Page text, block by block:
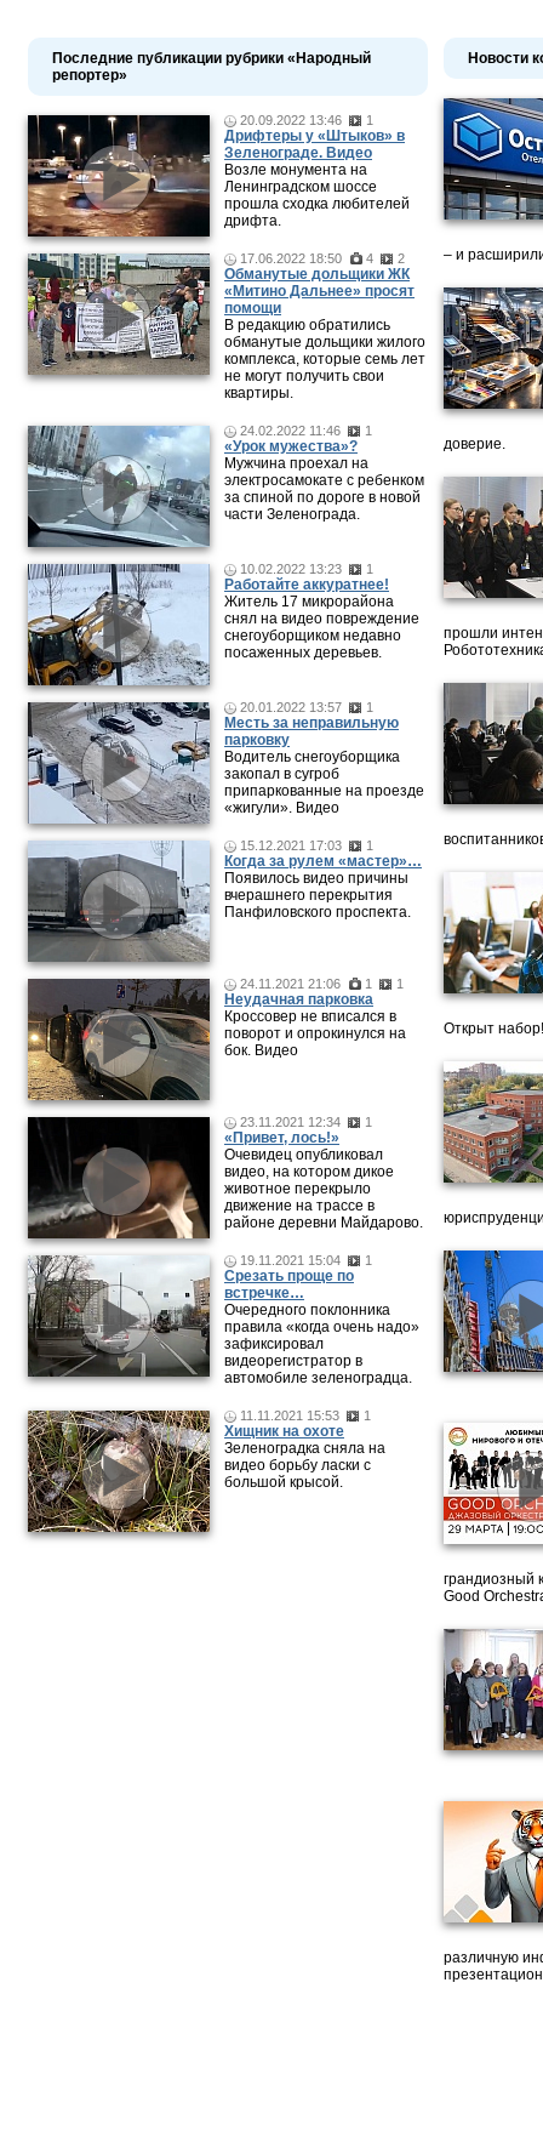
Последние публикации рубрики «Народный
репортер»
20.09.2022 13:46 1
Дрифтеры у «Штыков» в
Зеленограде. Видео
Возле монумента на
Ленинградском шоссе
прошла сходка любителей
дрифта.
17.06.2022 18:50 4 2
Обманутые дольщики ЖК
«Митино Дальнее» просят
помощи
В редакцию обратились
обманутые дольщики жилого
комплекса, которые семь лет
не могут получить свои
квартиры.
24.02.2022 11:46 1
«Урок мужества»?
Мужчина проехал на
электросамокате с ребенком
за спиной по дороге в новой
части Зеленограда.
10.02.2022 13:23 1
Работайте аккуратнее!
Житель 17 микрорайона
снял на видео повреждение
снегоуборщиком недавно
посаженных деревьев.
20.01.2022 13:57 1
Месть за неправильную
парковку
Водитель снегоуборщика
закопал в сугроб
припаркованные на проезде
«жигули». Видео
15.12.2021 17:03 1
Когда за рулем «мастер»…
Появилось видео причины
вчерашнего перекрытия
Панфиловского проспекта.
24.11.2021 21:06 1 1
Неудачная парковка
Кроссовер не вписался в
поворот и опрокинулся на
бок. Видео
23.11.2021 12:34 1
«Привет, лось!»
Очевидец опубликовал
видео, на котором дикое
животное перекрыло
движение на трассе в
районе деревни Майдарово.
19.11.2021 15:04 1
Срезать проще по
встречке…
Очередного поклонника
правила «когда очень надо»
зафиксировал
видеорегистратор в
автомобиле зеленоградца.
11.11.2021 15:53 1
Хищник на охоте
Зеленоградка сняла на
видео борьбу ласки с
большой крысой.
Новости
– и
доверие.
прошли
Открыт набор!
грандиозный
Good
различную